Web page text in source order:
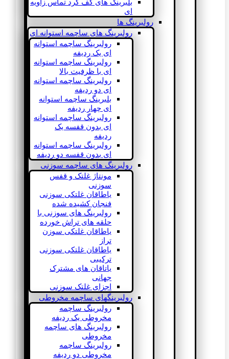
بلبرینگ های کف گرد تماس زاویه
ای
رولبرینگ ها
رولبرینگ های ساچمه استوانه ای
رولبرینگ ساچمه استوانه
ای یک ردیفه
رولبرینگ ساچمه استوانه
ای با ظرفیت بالا
رولبرینگ ساچمه استوانه
ای دو ردیفه
بلبرینگ ساچمه استوانه
ای چهار ردیفه
رولبرینگ ساچمه استوانه
ای بدون قفسه یک
ردیفه
رولبرینگ ساچمه استوانه
ای بدون قفسه دو ردیفه
رولبرینگ های ساچمه سوزنی
مونتاژ غلتک و قفس
سوزنی
یاطاقان غلتکی سوزنی
فنجان کشیده شده
رولبرینگ های سوزنی با
حلقه های تراش خورده
یاطاقان غلتکی سوزن
تراز
یاطاقان غلتکی سوزنی
ترکیبی
یاتاقان های مشترک
جهانی
اجزای غلتک سوزنی
رولبرینگهای ساچمه مخروطی
رولبرینگ ساچمه
مخروطی یک ردیفه
رولبرینگ های ساچمه
مخروطی
رولبرینگ ساچمه
مخروطی دو ردیفه